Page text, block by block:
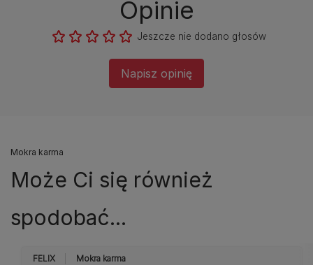
Opinie
Jeszcze nie dodano głosów
Napisz opinię
Mokra karma
Może Ci się również
spodobać...
FELIX Mokra karma